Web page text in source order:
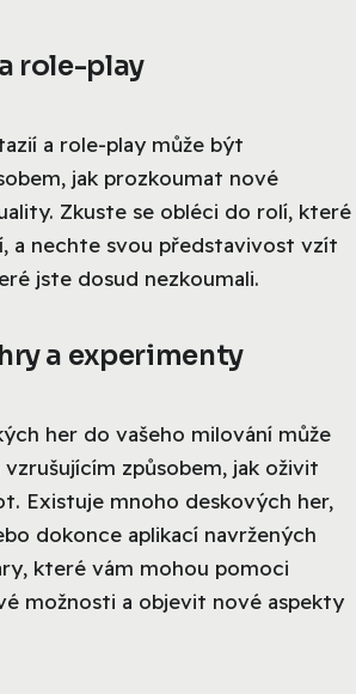
role-play
a role-play může být
jak prozkoumat nové
Zkuste se obléci do rolí, které
a nechte svou představivost vzít
jste dosud nezkoumali.
a experimenty
her do vašeho milování může
způsobem, jak oživit
Existuje mnoho deskových her,
dokonce aplikací navržených
které vám mohou pomoci
možnosti a objevit nové aspekty